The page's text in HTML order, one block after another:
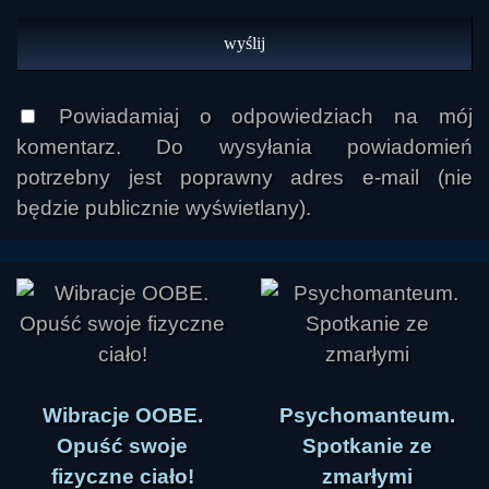
spokój. Prowadzący podjął ten wątek,
podkreślając, że lęk i inne silne emocje
wracają w życiu w różnych formach. Zwrócił
uwagę, że lęk może prowadzić do
przywiązywania uwagi do tego, czego człowiek
się boi, a w konsekwencji do samospełniających
wewnętrzna, a nie walka z objawami, jest jedyną
skuteczną drogą.
Rozmowa zeszła również na temat prawa.
a duchem prawa. Tłumaczył, że prawdziwy sens
przepisów powinien wynikać z intencji ich
Powiadamiaj o odpowiedziach na mój
komentarz. Do wysyłania powiadomień
potrzebny jest poprawny adres e-mail (nie
będzie publicznie wyświetlany).
Wibracje OOBE.
Opuść swoje
fizyczne ciało!
Psychomanteum.
Spotkanie ze
zmarłymi